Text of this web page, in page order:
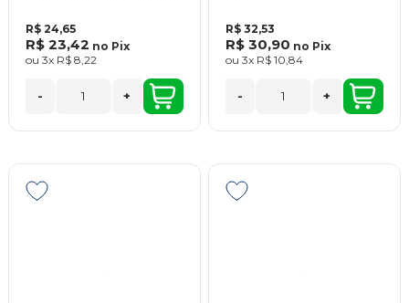
R$ 24,65
R$ 23,42 no Pix
ou 3x R$ 8,22
- +
R$ 32,53
R$ 30,90 no Pix
ou 3x R$ 10,84
- +